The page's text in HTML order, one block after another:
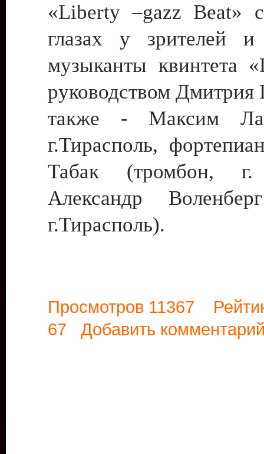
«Liberty –gazz Beat»
глазах у зрителей и
музыканты квинтета
руководством
также - Максим
г.Тирасполь,
Табак (тромбон,
Александр
г.Тирасполь).
Просмотров 11367
67 Добавить